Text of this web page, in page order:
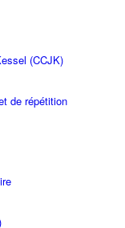
(CCJK)
de répétition